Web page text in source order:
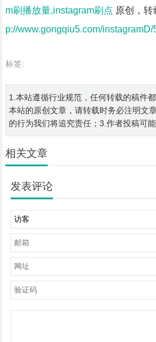
m刷播放量,instagram刷点 原创，转
p://www.gongqiu5.com/instagramD/
标签:
1.本站遵循行业规范，任何转载的稿件
本站的原创文章，请转载时务必注明文
的行为我们将追究责任；3.作者投稿可
相关文章
发表评论